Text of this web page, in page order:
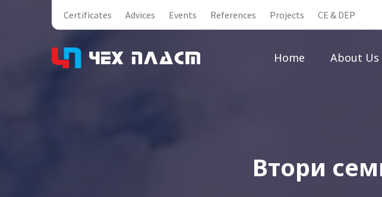
Certificates Advices Events References Projects CE & DEP
Home About Us
Втори